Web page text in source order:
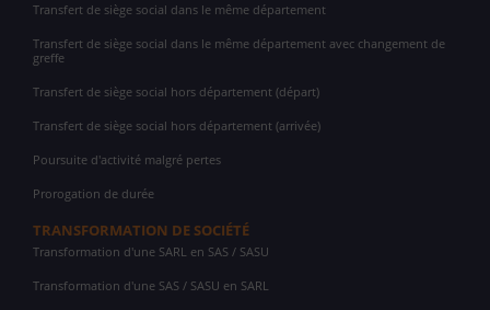
Transfert de siège social dans le même département
Transfert de siège social dans le même département avec changement de
greffe
Transfert de siège social hors département (départ)
Transfert de siège social hors département (arrivée)
Poursuite d'activité malgré pertes
Prorogation de durée
TRANSFORMATION DE SOCIÉTÉ
Transformation d'une SARL en SAS / SASU
Transformation d'une SAS / SASU en SARL